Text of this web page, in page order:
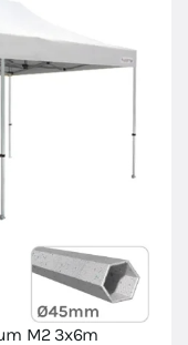
M2 3x6m